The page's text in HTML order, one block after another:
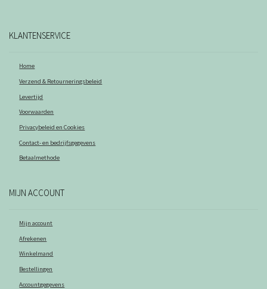
KLANTENSERVICE
Home
Verzend & Retourneringsbeleid
Levertijd
Voorwaarden
Privacybeleid en Cookies
Contact- en bedrijfsgegevens
Betaalmethode
MIJN ACCOUNT
Mijn account
Afrekenen
Winkelmand
Bestellingen
Accountgegevens